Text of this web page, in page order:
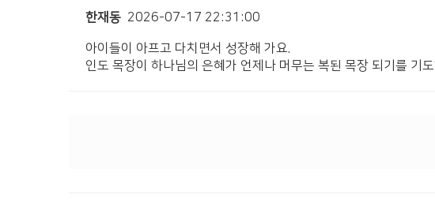
한재동 2026-07-17 22:31:00
아이들이 아프고 다치면서 성장해 가요.
인도 목장이 하나님의 은혜가 언제나 머무는 복된 목장 되기를 기